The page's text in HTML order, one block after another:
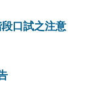
口試之注意